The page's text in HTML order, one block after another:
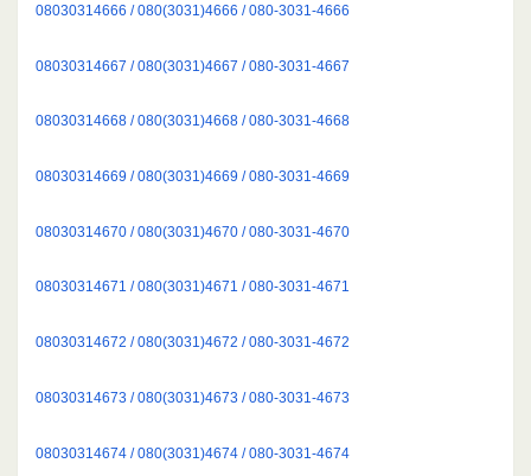
08030314666 / 080(3031)4666 / 080-3031-4666
08030314667 / 080(3031)4667 / 080-3031-4667
08030314668 / 080(3031)4668 / 080-3031-4668
08030314669 / 080(3031)4669 / 080-3031-4669
08030314670 / 080(3031)4670 / 080-3031-4670
08030314671 / 080(3031)4671 / 080-3031-4671
08030314672 / 080(3031)4672 / 080-3031-4672
08030314673 / 080(3031)4673 / 080-3031-4673
08030314674 / 080(3031)4674 / 080-3031-4674